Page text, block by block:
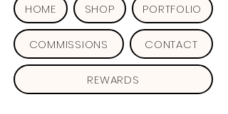
HOME SHOP PORTFOLIO
COMMISSIONS CONTACT
REWARDS